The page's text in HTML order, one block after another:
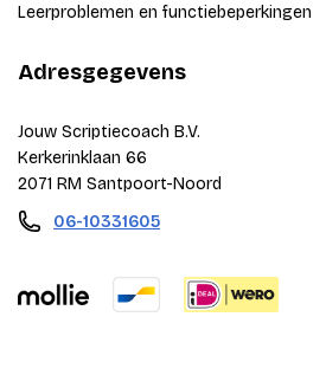
Leerproblemen en functiebeperkingen
Adresgegevens
Jouw Scriptiecoach B.V.
Kerkerinklaan 66
2071 RM Santpoort-Noord
06-10331605